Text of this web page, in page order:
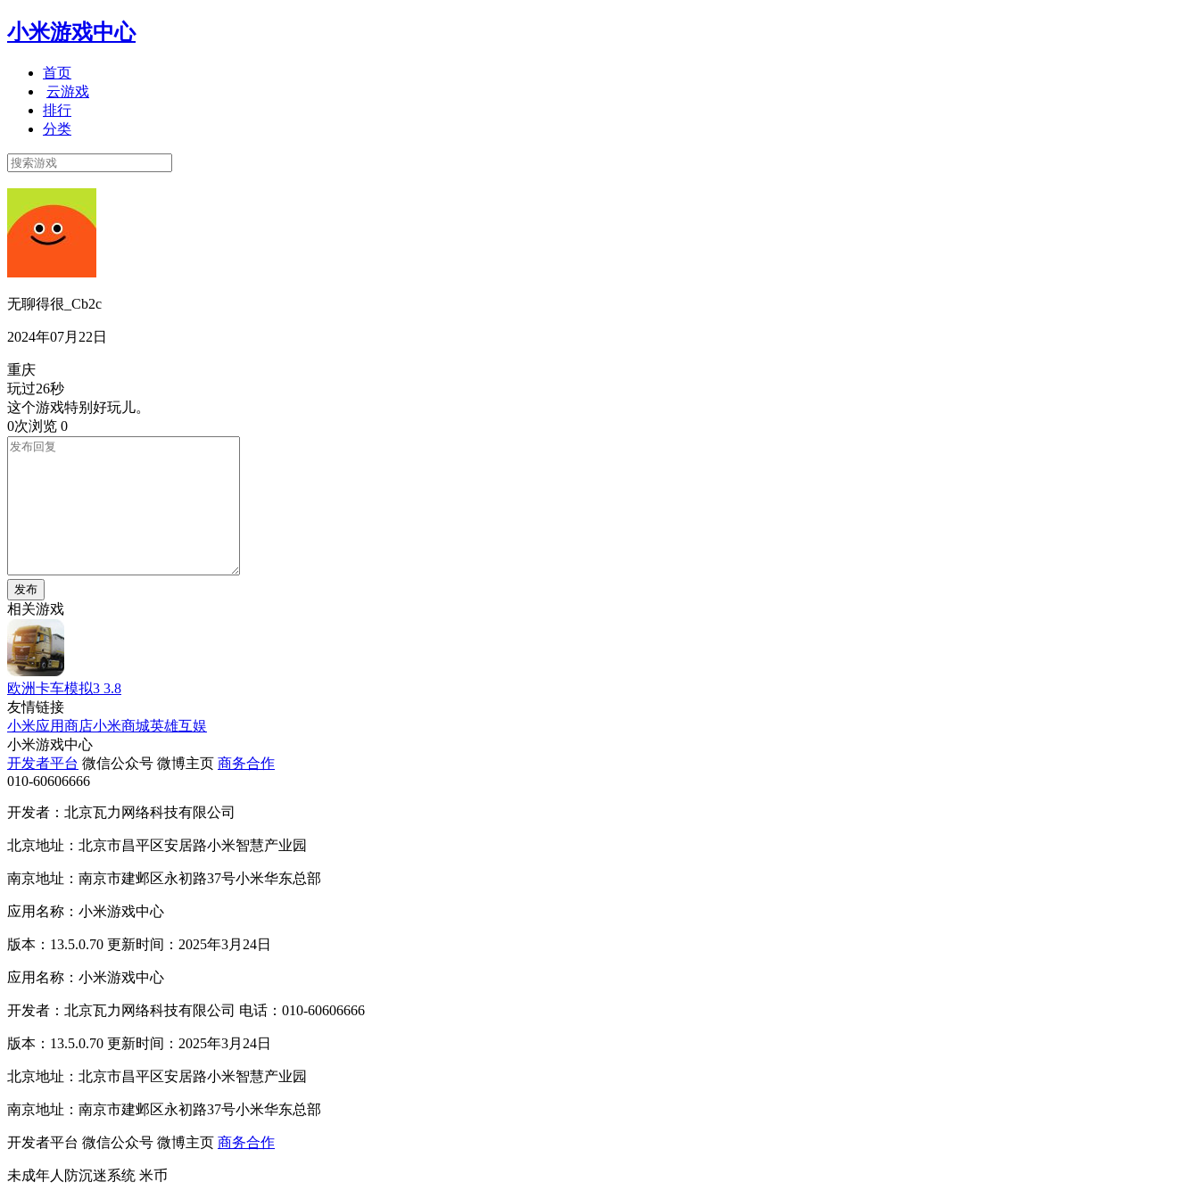
小米游戏中心
首页
云游戏
排行
分类
无聊得很_Cb2c
2024年07月22日
重庆
玩过26秒
这个游戏特别好玩儿。
0次浏览 0
发布
相关游戏
欧洲卡车模拟3 3.8
友情链接
小米应用商店小米商城英雄互娱
小米游戏中心
开发者平台 微信公众号 微博主页 商务合作
010-60606666
开发者：北京瓦力网络科技有限公司
北京地址：北京市昌平区安居路小米智慧产业园
南京地址：南京市建邺区永初路37号小米华东总部
应用名称：小米游戏中心
版本：13.5.0.70 更新时间：2025年3月24日
应用名称：小米游戏中心
开发者：北京瓦力网络科技有限公司 电话：010-60606666
版本：13.5.0.70 更新时间：2025年3月24日
北京地址：北京市昌平区安居路小米智慧产业园
南京地址：南京市建邺区永初路37号小米华东总部
开发者平台 微信公众号 微博主页 商务合作
未成年人防沉迷系统 米币